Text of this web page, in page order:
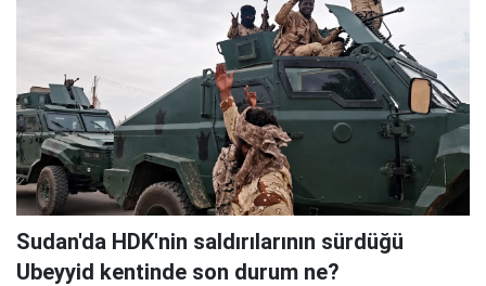
Sudan'da HDK'nin saldırılarının sürdüğü
Ubeyyid kentinde son durum ne?